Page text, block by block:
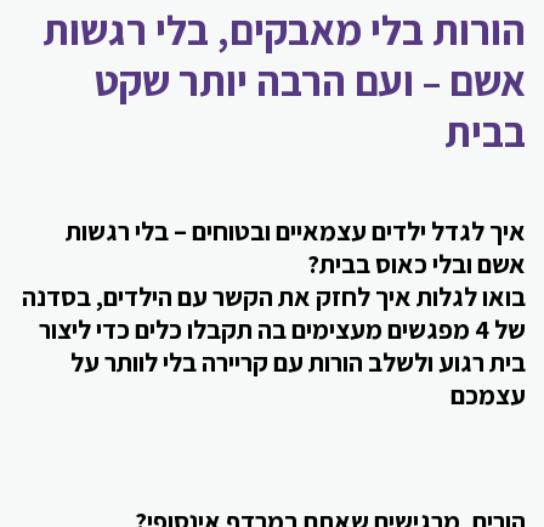
הורות בלי מאבקים, בלי רגשות
אשם – ועם הרבה יותר שקט
בבית
איך לגדל ילדים עצמאיים ובטוחים – בלי רגשות
אשם ובלי כאוס בבית?
בואו לגלות איך לחזק את הקשר עם הילדים, בסדנה
של 4 מפגשים מעצימים בה תקבלו כלים כדי ליצור
בית רגוע ולשלב הורות עם קריירה בלי לוותר על
עצמכם